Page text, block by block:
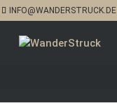
INFO@WANDERSTRUCK.DE